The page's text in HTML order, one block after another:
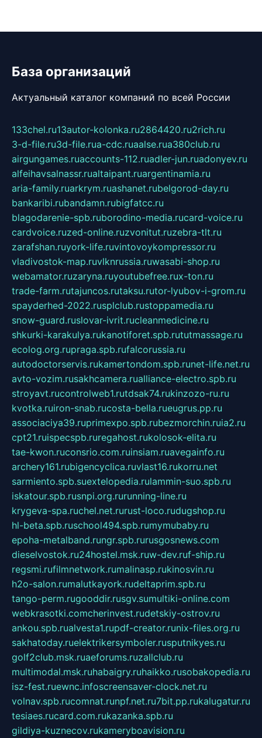
База организаций
Актуальный каталог компаний по всей России
133chel.ru13autor-kolonka.ru2864420.ru2rich.ru
3-d-file.ru3d-file.rua-cdc.ruaalse.rua380club.ru
airgungames.ruaccounts-112.ruadler-jun.ruadonyev.ru
alfeihavsalnassr.rualtaipant.ruargentinamia.ru
aria-family.ruarkrym.ruashanet.rubelgorod-day.ru
bankaribi.rubandamn.rubigfatcc.ru
blagodarenie-spb.ruborodino-media.rucard-voice.ru
cardvoice.ruzed-online.ruzvonitut.ruzebra-tlt.ru
zarafshan.ruyork-life.ruvintovoykompressor.ru
vladivostok-map.ruvlknrussia.ruwasabi-shop.ru
webamator.ruzaryna.ruyoutubefree.rux-ton.ru
trade-farm.rutajuncos.rutaksu.rutor-lyubov-i-grom.ru
spayderhed-2022.rusplclub.rustoppamedia.ru
snow-guard.ruslovar-ivrit.rucleanmedicine.ru
shkurki-karakulya.rukanotiforet.spb.rututmassage.ru
ecolog.org.rupraga.spb.rufalcorussia.ru
autodoctorservis.rukamertondom.spb.runet-life.net.ru
avto-vozim.rusakhcamera.rualliance-electro.spb.ru
stroyavt.rucontrolweb1.rutdsak74.rukinzozo-ru.ru
kvotka.ruiron-snab.rucosta-bella.rueugrus.pp.ru
associaciya39.ruprimexpo.spb.rubezmorchin.ruia2.ru
cpt21.ruispecspb.ruregahost.rukolosok-elita.ru
tae-kwon.ruconsrio.com.ruinsiam.ruavegainfo.ru
archery161.rubigencyclica.ruvlast16.rukorru.net
sarmiento.spb.suextelopedia.rulammin-suo.spb.ru
iskatour.spb.rusnpi.org.rurunning-line.ru
krygeva-spa.ruchel.net.rurust-loco.rudugshop.ru
hl-beta.spb.ruschool494.spb.rumymubaby.ru
epoha-metalband.rungr.spb.rurusgosnews.com
dieselvostok.ru24hostel.msk.ruw-dev.ruf-ship.ru
regsmi.rufilmnetwork.rumalinasp.rukinosvin.ru
h2o-salon.rumalutkayork.rudeltaprim.spb.ru
tango-perm.rugooddir.rusgv.sumultiki-online.com
webkrasotki.comcherinvest.rudetskiy-ostrov.ru
ankou.spb.rualvesta1.rupdf-creator.runix-files.org.ru
sakhatoday.ruelektrikersymboler.rusputnikyes.ru
golf2club.msk.ruaeforums.ruzallclub.ru
multimodal.msk.ruhabaigry.ruhaikko.rusobakopedia.ru
isz-fest.ruewnc.infoscreensaver-clock.net.ru
volnav.spb.rucomnat.runpf.net.ru7bit.pp.rukalugatur.ru
tesiaes.rucard.com.rukazanka.spb.ru
gildiya-kuznecov.rukameryboavision.ru